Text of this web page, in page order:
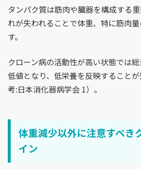
タンパク質は筋肉や臓器を構成する
れが失われることで体重、特に筋肉
す。
クローン病の活動性が高い状態では
低値となり、低栄養を反映すること
考:日本消化器病学会 1）。
体重減少以外に注意すべき
イン